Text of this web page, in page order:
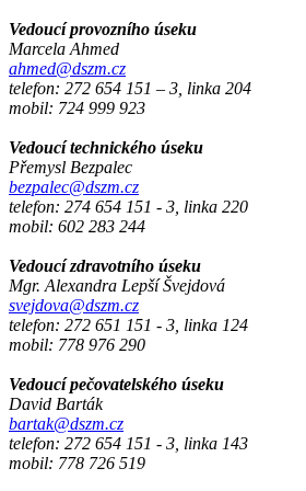
Vedoucí provozního úseku
Marcela Ahmed
ahmed@dszm.cz
telefon: 272 654 151 – 3, linka 204
mobil: 724 999 923
Vedoucí technického úseku
Přemysl Bezpalec
bezpalec@dszm.cz
telefon: 274 654 151 - 3, linka 220
mobil: 602 283 244
Vedoucí zdravotního úseku
Mgr. Alexandra Lepší Švejdová
svejdova@dszm.cz
telefon: 272 651 151 - 3, linka 124
mobil: 778 976 290
Vedoucí pečovatelského úseku
David Barták
bartak@dszm.cz
telefon: 272 654 151 - 3, linka 143
mobil: 778 726 519